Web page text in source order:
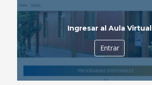
Ingresar al Aula Virtual
Entrar